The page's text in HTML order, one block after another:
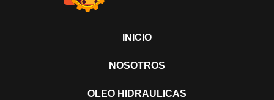
INICIO
NOSOTROS
OLEO HIDRAULICAS